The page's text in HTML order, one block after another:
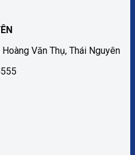
Văn Thụ, Thái Nguyên